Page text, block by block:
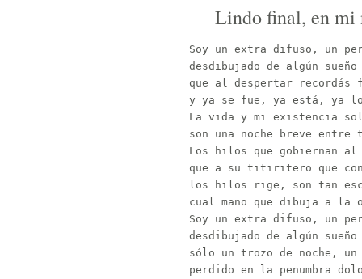
Lindo final, en mi
Soy un extra difuso, un
desdibujado de algún
que al despertar recordás
y ya se fue, ya está, ya
La vida y mi existencia
son una noche breve entre
Los hilos que gobiernan al
que a su titiritero que
los hilos rige, son tan
cual mano que dibuja a la
Soy un extra difuso, un
desdibujado de algún
sólo un trozo de noche,
perdido en la penumbra